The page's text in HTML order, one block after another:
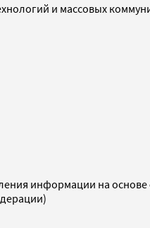
и массовых
информации на основе